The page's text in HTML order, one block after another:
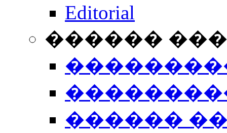
Editorial
������
������